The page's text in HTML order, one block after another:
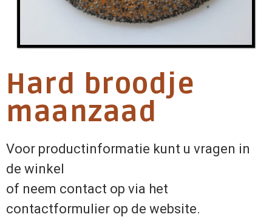
Hard broodje
maanzaad
Voor productinformatie kunt u vragen in
de winkel
of neem contact op via het
contactformulier op de website.